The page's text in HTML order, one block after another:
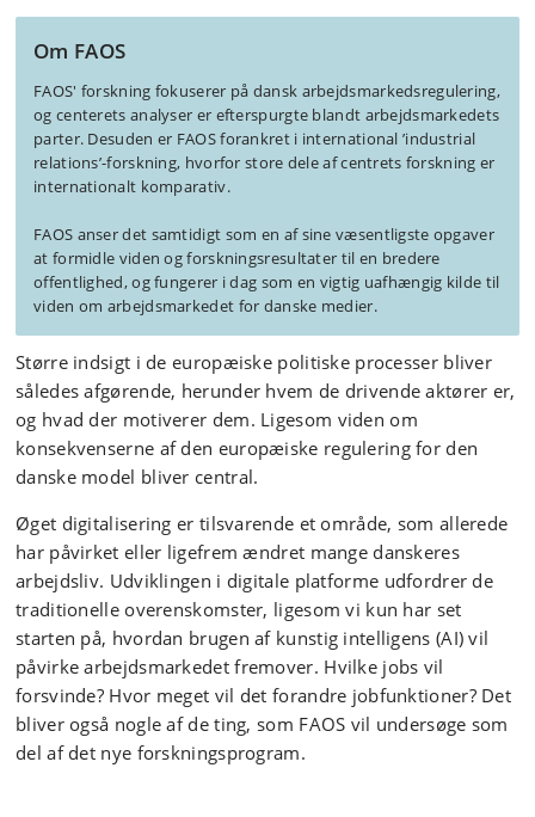
Om FAOS
FAOS' forskning fokuserer på dansk arbejdsmarkedsregulering,
og centerets analyser er efterspurgte blandt arbejdsmarkedets
parter. Desuden er FAOS forankret i international ’industrial
relations’-forskning, hvorfor store dele af centrets forskning er
internationalt komparativ.
FAOS anser det samtidigt som en af sine væsentligste opgaver
at formidle viden og forskningsresultater til en bredere
offentlighed, og fungerer i dag som en vigtig uafhængig kilde til
viden om arbejdsmarkedet for danske medier.
Større indsigt i de europæiske politiske processer bliver
således afgørende, herunder hvem de drivende aktører er,
og hvad der motiverer dem. Ligesom viden om
konsekvenserne af den europæiske regulering for den
danske model bliver central.
Øget digitalisering er tilsvarende et område, som allerede
har påvirket eller ligefrem ændret mange danskeres
arbejdsliv. Udviklingen i digitale platforme udfordrer de
traditionelle overenskomster, ligesom vi kun har set
starten på, hvordan brugen af kunstig intelligens (AI) vil
påvirke arbejdsmarkedet fremover. Hvilke jobs vil
forsvinde? Hvor meget vil det forandre jobfunktioner? Det
bliver også nogle af de ting, som FAOS vil undersøge som
del af det nye forskningsprogram.